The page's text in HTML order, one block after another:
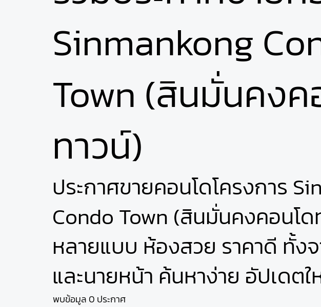
Sinmankong
Town (สินมั่นคงค
ทาวน์)
ประกาศขายคอนโดโครงการ
Condo Town (สินมั่นคงคอนโ
หลายแบบ ห้องสวย ราคาดี ทั้ง
และนายหน้า ค้นหาง่าย อัปเดต
พบข้อมูล 0 ประกาศ